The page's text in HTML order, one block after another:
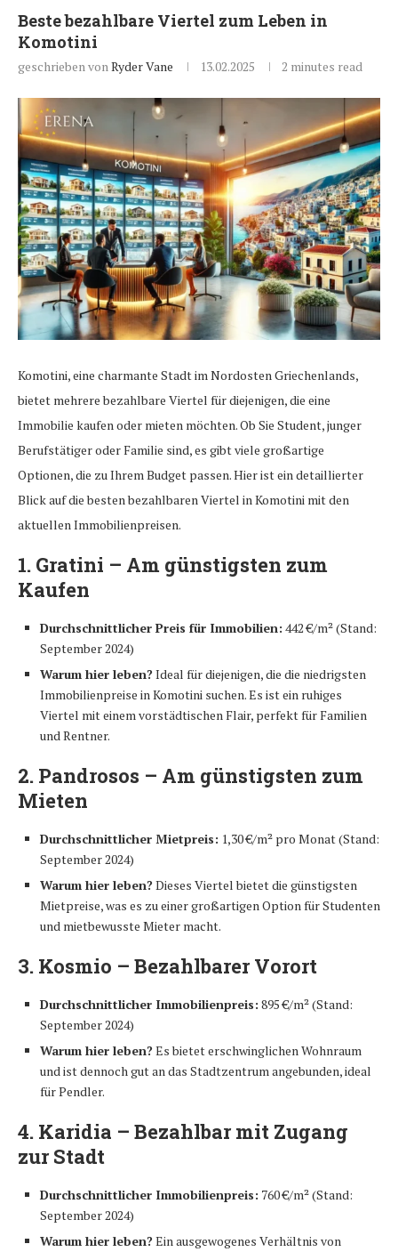
Beste bezahlbare Viertel zum Leben in
Komotini
geschrieben vonRyder Vane 13.02.2025 2 minutes read
Komotini, eine charmante Stadt im Nordosten Griechenlands,
bietet mehrere bezahlbare Viertel für diejenigen, die eine
Immobilie kaufen oder mieten möchten. Ob Sie Student, junger
Berufstätiger oder Familie sind, es gibt viele großartige
Optionen, die zu Ihrem Budget passen. Hier ist ein detaillierter
Blick auf die besten bezahlbaren Viertel in Komotini mit den
aktuellen Immobilienpreisen.
1. Gratini – Am günstigsten zum
Kaufen
Durchschnittlicher Preis für Immobilien: 442 €/m² (Stand:
September 2024)
Warum hier leben? Ideal für diejenigen, die die niedrigsten
Immobilienpreise in Komotini suchen. Es ist ein ruhiges
Viertel mit einem vorstädtischen Flair, perfekt für Familien
und Rentner.
2. Pandrosos – Am günstigsten zum
Mieten
Durchschnittlicher Mietpreis: 1,30 €/m² pro Monat (Stand:
September 2024)
Warum hier leben? Dieses Viertel bietet die günstigsten
Mietpreise, was es zu einer großartigen Option für Studenten
und mietbewusste Mieter macht.
3. Kosmio – Bezahlbarer Vorort
Durchschnittlicher Immobilienpreis: 895 €/m² (Stand:
September 2024)
Warum hier leben? Es bietet erschwinglichen Wohnraum
und ist dennoch gut an das Stadtzentrum angebunden, ideal
für Pendler.
4. Karidia – Bezahlbar mit Zugang
zur Stadt
Durchschnittlicher Immobilienpreis: 760 €/m² (Stand:
September 2024)
Warum hier leben? Ein ausgewogenes Verhältnis von